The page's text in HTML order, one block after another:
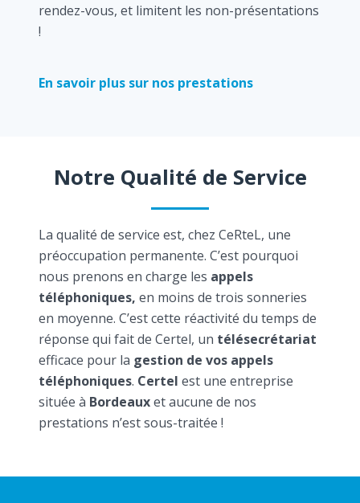
rendez-vous, et limitent les non-présentations
!
En savoir plus sur nos prestations
Notre Qualité de Service
La qualité de service est, chez CeRteL, une
préoccupation permanente. C’est pourquoi
nous prenons en charge les appels
téléphoniques, en moins de trois sonneries
en moyenne. C’est cette réactivité du temps de
réponse qui fait de Certel, un télésecrétariat
efficace pour la gestion de vos appels
téléphoniques. Certel est une entreprise
située à Bordeauxet aucune de nos
prestations n’est sous-traitée !